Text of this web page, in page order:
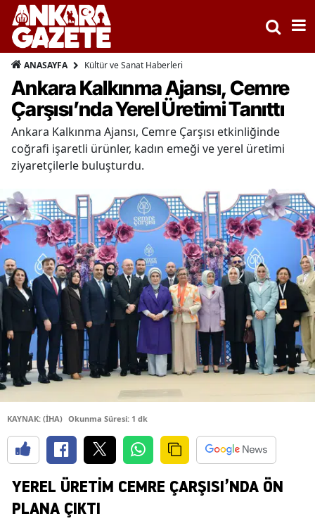
ANASAYFA Kültür ve Sanat Haberleri
Ankara Kalkınma Ajansı, Cemre
Çarşısı’nda Yerel Üretimi Tanıttı
Ankara Kalkınma Ajansı, Cemre Çarşısı etkinliğinde
coğrafi işaretli ürünler, kadın emeği ve yerel üretimi
ziyaretçilerle buluşturdu.
KAYNAK: (İHA) Okunma Süresi: 1 dk
YEREL ÜRETIM CEMRE ÇARŞISI’NDA ÖN
PLANA ÇIKTI